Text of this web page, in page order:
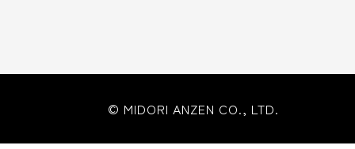
© MIDORI ANZEN CO., LTD.